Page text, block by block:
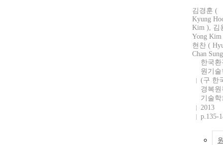
김경훈 (
Kyung
Kim ), 김
Yong
현찬 (
Chan
한국
원기
(구 한
경복
기술
2013
p.135-